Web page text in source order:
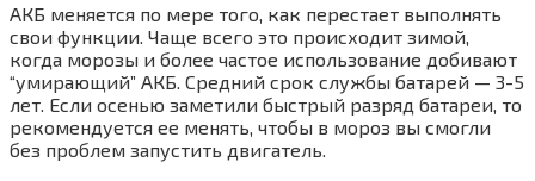
АКБ меняется по мере того, как перестает выполнять
свои функции. Чаще всего это происходит зимой,
когда морозы и более частое использование добивают
“умирающий” АКБ. Средний срок службы батарей — 3-5
лет. Если осенью заметили быстрый разряд батареи, то
рекомендуется ее менять, чтобы в мороз вы смогли
без проблем запустить двигатель.